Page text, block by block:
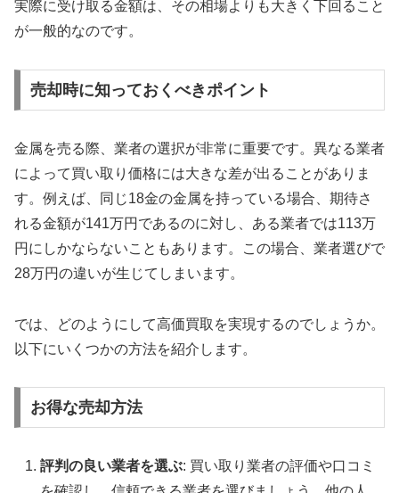
実際に受け取る金額は、その相場よりも大きく下回ること
が一般的なのです。
売却時に知っておくべきポイント
金属を売る際、業者の選択が非常に重要です。異なる業者
によって買い取り価格には大きな差が出ることがありま
す。例えば、同じ18金の金属を持っている場合、期待さ
れる金額が141万円であるのに対し、ある業者では113万
円にしかならないこともあります。この場合、業者選びで
28万円の違いが生じてしまいます。
では、どのようにして高価買取を実現するのでしょうか。
以下にいくつかの方法を紹介します。
お得な売却方法
評判の良い業者を選ぶ: 買い取り業者の評価や口コミ